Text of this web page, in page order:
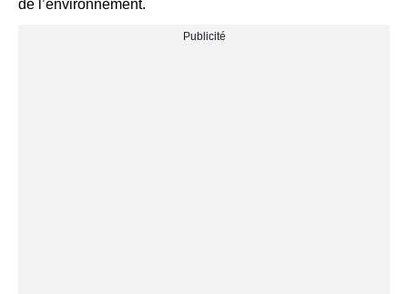
de l’environnement.